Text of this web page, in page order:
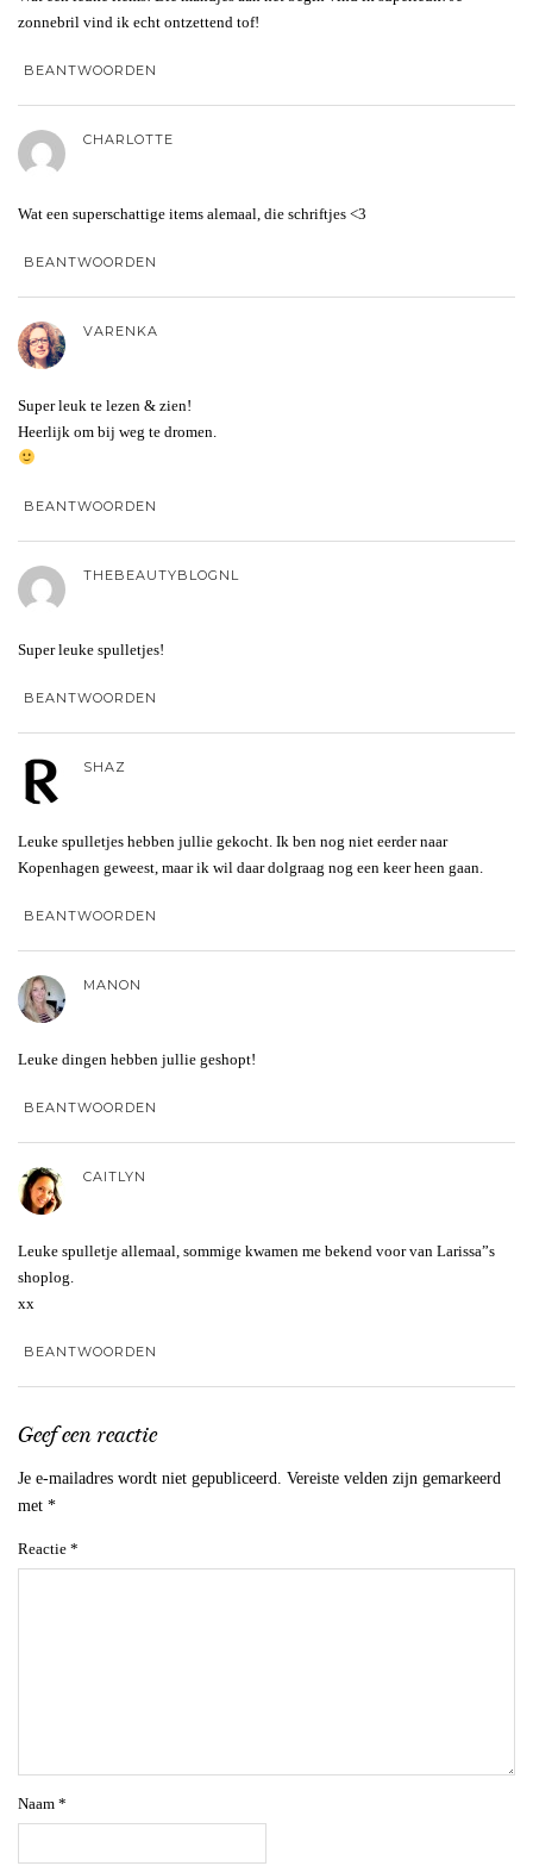
zonnebril vind ik echt ontzettend tof!
BEANTWOORDEN
CHARLOTTE
Wat een superschattige items alemaal, die schriftjes <3
BEANTWOORDEN
VARENKA
Super leuk te lezen & zien!
Heerlijk om bij weg te dromen.
BEANTWOORDEN
THEBEAUTYBLOGNL
Super leuke spulletjes!
BEANTWOORDEN
SHAZ
Leuke spulletjes hebben jullie gekocht. Ik ben nog niet eerder naar
Kopenhagen geweest, maar ik wil daar dolgraag nog een keer heen gaan.
BEANTWOORDEN
MANON
Leuke dingen hebben jullie geshopt!
BEANTWOORDEN
CAITLYN
Leuke spulletje allemaal, sommige kwamen me bekend voor van Larissa”s
shoplog.
xx
BEANTWOORDEN
Geef een reactie
Je e-mailadres wordt niet gepubliceerd. Vereiste velden zijn gemarkeerd
met *
Reactie *
Naam *